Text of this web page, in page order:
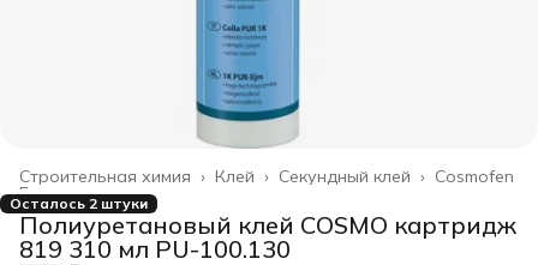
Cosmofen
Секундный клей ›
Клей ›
Строительная химия ›
Главная ›
Осталось 2 штуки
Полиуретановый клей COSMO картридж
819 310 мл PU-100.130